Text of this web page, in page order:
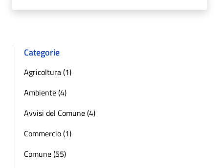
Categorie
Agricoltura (1)
Ambiente (4)
Avvisi del Comune (4)
Commercio (1)
Comune (55)